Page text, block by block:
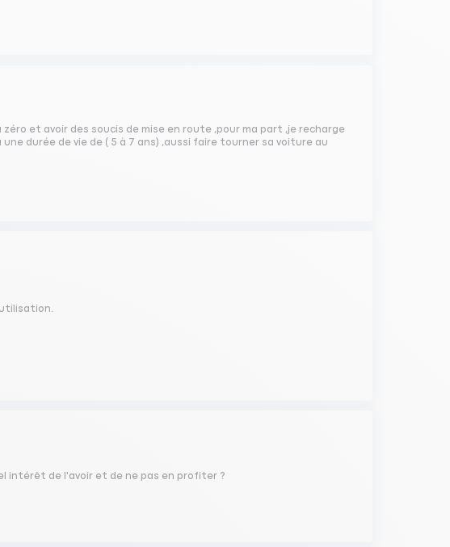
et avoir des soucis de mise en route ,pour ma part ,je recharge
durée de vie de ( 5 à 7 ans) ,aussi faire tourner sa voiture au
intérêt de l'avoir et de ne pas en profiter ?